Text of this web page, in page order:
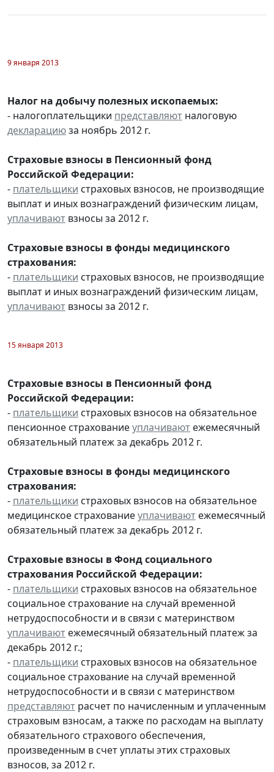
9 января 2013
Налог на добычу полезных ископаемых:
- налогоплательщики представляют налоговую
декларациюза ноябрь 2012 г.
Страховые взносы в Пенсионный фонд
Российской Федерации:
- плательщики страховых взносов, не производящие
выплат и иных вознаграждений физическим лицам,
уплачивают взносы за 2012 г.
Страховые взносы в фонды медицинского
страхования:
- плательщики страховых взносов, не производящие
выплат и иных вознаграждений физическим лицам,
уплачивают взносы за 2012 г.
15 января 2013
Страховые взносы в Пенсионный фонд
Российской Федерации:
- плательщики страховых взносов на обязательное
пенсионное страхованиеуплачивают ежемесячный
обязательный платеж за декабрь 2012 г.
Страховые взносы в фонды медицинского
страхования:
- плательщики страховых взносов на обязательное
медицинское страхованиеуплачивают ежемесячный
обязательный платеж за декабрь 2012 г.
Страховые взносы в Фонд социального
страхования Российской Федерации:
- плательщики страховых взносов на обязательное
социальное страхование на случай временной
нетрудоспособности и в связи с материнством
уплачивают ежемесячный обязательный платеж за
декабрь 2012 г.;
- плательщики страховых взносов на обязательное
социальное страхование на случай временной
нетрудоспособности и в связи с материнством
представляют расчет по начисленным и уплаченным
страховым взносам, а также по расходам на выплату
обязательного страхового обеспечения,
произведенным в счет уплаты этих страховых
взносов, за 2012 г.